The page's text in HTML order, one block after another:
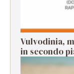
Vulvodinia,
in secondo